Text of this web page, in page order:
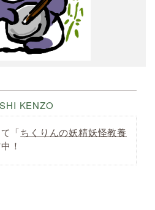
KENZO
「ちくりんの妖精妖怪教養
！